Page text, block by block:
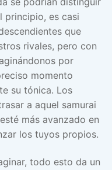
principio, es casi
que
rivales, pero con
por
momento
su tónica. Los
a aquel samurai
más avanzado en
los tuyos propios.
todo esto da un